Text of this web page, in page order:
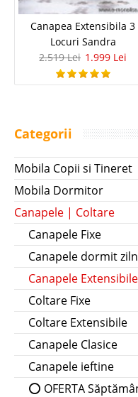
Canapea Extensibila 3
Locuri Sandra
2.519 Lei 1.999 Lei
Categorii
Mobila Copii si Tineret
Mobila Dormitor
Canapele | Coltare
Canapele Fixe
Canapele dormit
Canapele Extensibile
Coltare Fixe
Coltare Extensibile
Canapele Clasice
Canapele ieftine
⭕ OFERTA